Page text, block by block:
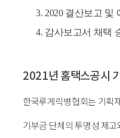
3. 2020 결산보고 및
4. 감사보고서 채택
2021년 홈택스공시
한국루게릭병협회는 기획
기부금 단체의 투명성 제